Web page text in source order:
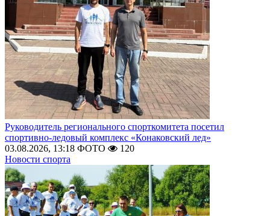
Руководитель регионального спорткомитета посетил
спортивно-ледовый комплекс «Конаковский лед»
03.08.2026, 13:18 ФОТО
120
Новости спорта